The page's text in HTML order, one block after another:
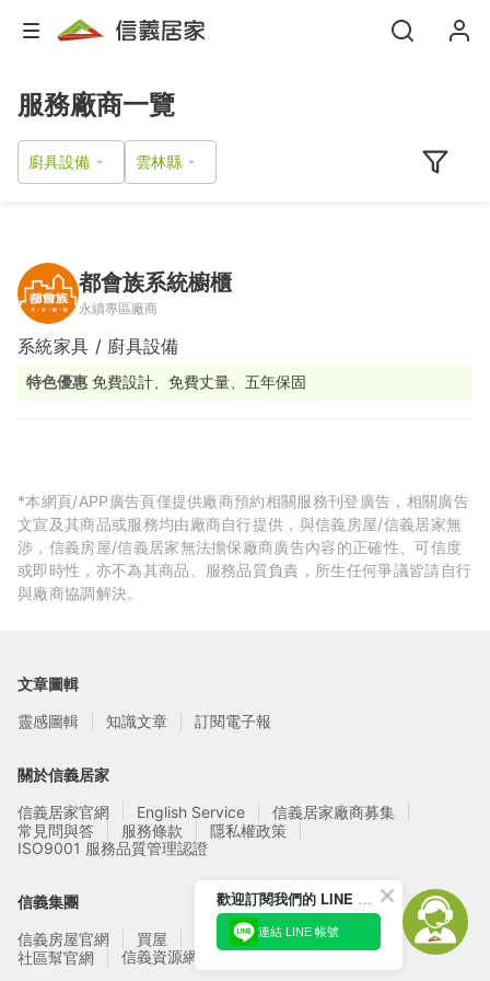
服務廠商一覽
廚具設備
都會族系統櫥櫃
永續專區廠商
系統家具 / 廚具設備
特色優惠 免費設計、免費丈量、五年保固
*本網頁/APP廣告頁僅提供廠商預約相關服務刊登廣告，相關廣告
文宣及其商品或服務均由廠商自行提供，與信義房屋/信義居家無
涉，信義房屋/信義居家無法擔保廠商廣告內容的正確性、可信度
或即時性，亦不為其商品、服務品質負責，所生任何爭議皆請自行
與廠商協調解決。
文章圖輯
靈感圖輯
知識文章 訂閱電子報
關於信義居家
信義居家官網
English Service
信義居家廠商募集
常見問與答
服務條款
隱私權政策
ISO9001 服務品質管理認證
信義集團
信義房屋官網
買屋 租屋
實價登錄
社區幫官網
信義資源網站
歡迎訂閱我們的 LINE 官方帳號
連結 LINE 帳號